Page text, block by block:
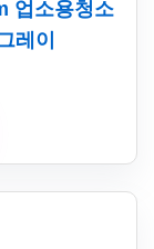
업소용청소
레이